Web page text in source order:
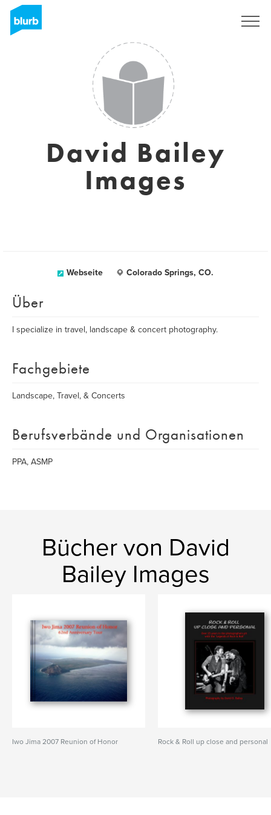
David Bailey
Images
Webseite Colorado Springs, CO.
Über
I specialize in travel, landscape & concert photography.
Fachgebiete
Landscape, Travel, & Concerts
Berufsverbände und Organisationen
PPA, ASMP
Bücher von David
Bailey Images
Iwo Jima 2007 Reunion of Honor Rock & Roll up close and personal